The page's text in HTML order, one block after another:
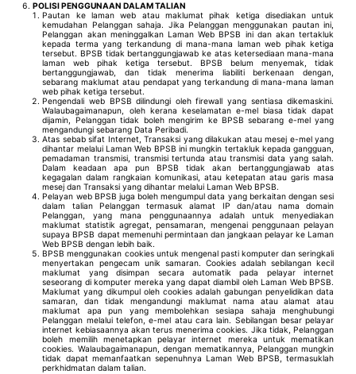
POLISI PENGGUNAAN DALAM TALIAN
Pautan ke laman web atau maklumat pihak ketiga disediakan untuk
kemudahan Pelanggan sahaja. Jika Pelanggan menggunakan pautan ini,
Pelanggan akan meninggalkan Laman Web BPSB ini dan akan tertakluk
kepada terma yang terkandung di mana-mana laman web pihak ketiga
tersebut. BPSB tidak bertanggungjawab ke atas ketersediaan mana-mana
laman web pihak ketiga tersebut. BPSB belum menyemak, tidak
bertanggungjawab, dan tidak menerima liabiliti berkenaan dengan,
sebarang maklumat atau pendapat yang terkandung di mana-mana laman
web pihak ketiga tersebut.
Pengendali web BPSB dilindungi oleh firewall yang sentiasa dikemaskini.
Walaubagaimanapun, oleh kerana keselamatan e-mel biasa tidak dapat
dijamin, Pelanggan tidak boleh mengirim ke BPSB sebarang e-mel yang
mengandungi sebarang Data Peribadi.
Atas sebab sifat Internet, Transaksi yang dilakukan atau mesej e-mel yang
dihantar melalui Laman Web BPSB ini mungkin tertakluk kepada gangguan,
pemadaman transmisi, transmisi tertunda atau transmisi data yang salah.
Dalam keadaan apa pun BPSB tidak akan bertanggungjawab atas
kegagalan dalam rangkaian komunikasi, atau ketepatan atau garis masa
mesej dan Transaksi yang dihantar melalui Laman Web BPSB.
Pelayan web BPSB juga boleh mengumpul data yang berkaitan dengan sesi
dalam talian Pelanggan termasuk alamat IP dan/atau nama domain
Pelanggan, yang mana penggunaannya adalah untuk menyediakan
maklumat statistik agregat, pensamaran, mengenai penggunaan pelayan
supaya BPSB dapat memenuhi permintaan dan jangkaan pelayar ke Laman
Web BPSB dengan lebih baik.
BPSB menggunakan cookies untuk mengenal pasti komputer dan seringkali
menyertakan pengecam unik samaran. Cookies adalah sebilangan kecil
maklumat yang disimpan secara automatik pada pelayar internet
seseorang di komputer mereka yang dapat diambil oleh Laman Web BPSB.
Maklumat yang dikumpul oleh cookies adalah gabungan penyelidikan data
samaran, dan tidak mengandungi maklumat nama atau alamat atau
maklumat apa pun yang membolehkan sesiapa sahaja menghubungi
Pelanggan melalui telefon, e-mel atau cara lain. Sebilangan besar pelayar
internet kebiasaannya akan terus menerima cookies. Jika tidak, Pelanggan
boleh memilih menetapkan pelayar internet mereka untuk mematikan
cookies. Walaubagaimanapun, dengan mematikannya, Pelanggan mungkin
tidak dapat memanfaatkan sepenuhnya Laman Web BPSB, termasuklah
perkhidmatan dalam talian.